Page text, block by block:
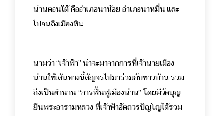
น่านตอนใต้ คืออำเภอนาน้อย อำเภอนาหมื่น และ
ไปจนถึงเมืองหิน
นามว่า “เจ้าฟ้า” น่าจะมาจากการที่เจ้านายเมือง
น่านใช้เส้นทางนี้สัญจรไปมาร่วมกับชาวบ้าน รวม
ถึงเป็นตำนาน “การฟื้นฟูเมืองน่าน” โดยมีวัดบุญ
ยืนพระอารามหลวง ที่เจ้าฟ้าอัตถวรปัญโญได้รวม